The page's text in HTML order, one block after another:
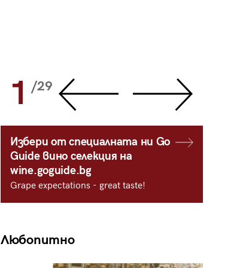
1 /29
Избери от специалната ни Go
Guide вино селекция на
wine.goguide.bg
Grape expectations - great taste!
Любопитно